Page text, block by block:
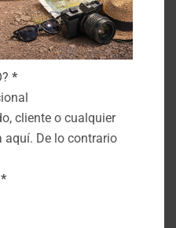
Y ADULTOS
NIÑOS ENTRE 0 A 2
*
cliente o cualquier
aquí. De lo contrario
*